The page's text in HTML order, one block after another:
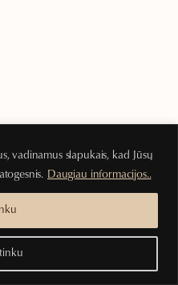
vadinamus slapukais, kad Jūsų
Daugiau informacijos..
balzamas
€
krepšelį